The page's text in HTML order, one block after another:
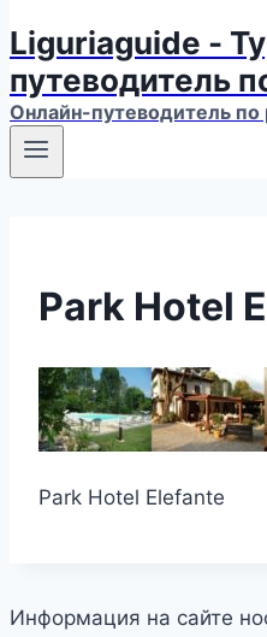
Liguriaguide -
путеводитель
Онлайн-путеводитель по
Park Hotel
Park Hotel Elefante
Информация на сайте